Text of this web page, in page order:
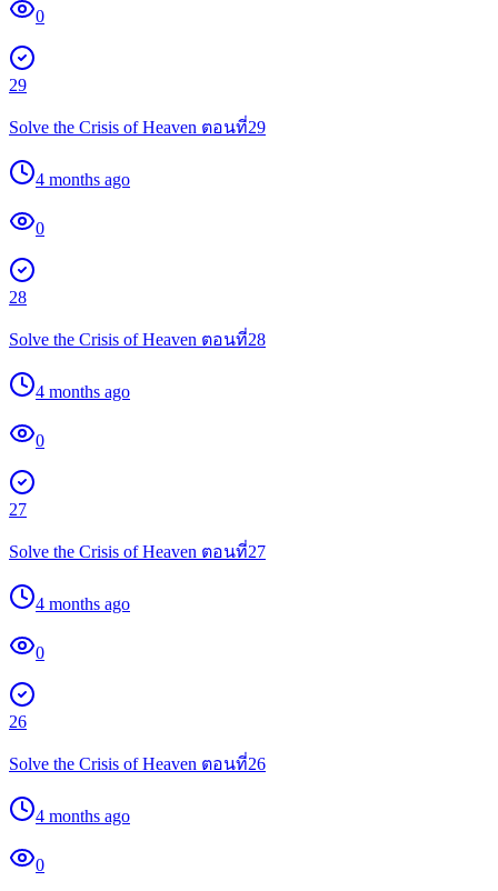
0
29
Solve the Crisis of Heaven ตอนที่29
4 months ago
0
28
Solve the Crisis of Heaven ตอนที่28
4 months ago
0
27
Solve the Crisis of Heaven ตอนที่27
4 months ago
0
26
Solve the Crisis of Heaven ตอนที่26
4 months ago
0